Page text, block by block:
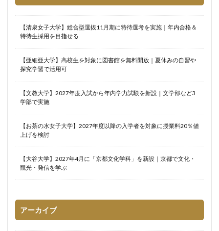
【清泉女子大学】総合型選抜11月期に特待選考を実施｜年内合格＆
特待生採用を目指せる
【亜細亜大学】高校生を対象に図書館を無料開放｜夏休みの自習や
探究学習で活用可
【文教大学】2027年度入試から年内学力試験を新設｜文学部など3
学部で実施
【お茶の水女子大学】2027年度以降の入学者を対象に授業料20％値
上げを検討
【大谷大学】2027年4月に「京都文化学科」を新設｜京都で文化・
観光・発信を学ぶ
アーカイブ